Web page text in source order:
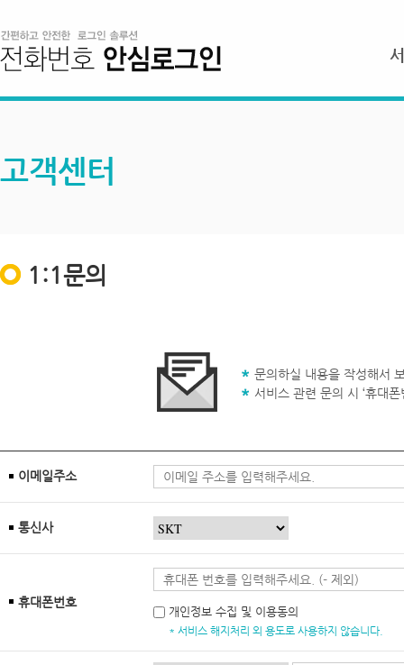
고객센터
1:1문의
문의하실 내용을 작성해서
서비스 관련 문의 시 ‘휴대
이메일주소
통신사
휴대폰번호
개인정보 수집 및 이용동의
* 서비스 해지처리 외 용도로 사용하지 않습니다.